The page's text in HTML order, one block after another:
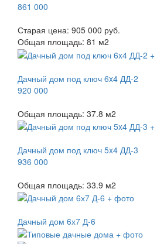
861 000
Старая цена: 905 000 руб.
Общая площадь: 81 м2
Дачный дом под ключ 6x4 ДД-2
920 000
Общая площадь: 37.8 м2
Дачный дом под ключ 5x4 ДД-3
936 000
Общая площадь: 33.9 м2
Дачный дом 6х7 Д-6